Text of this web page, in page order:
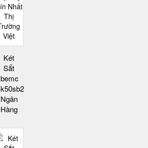
Két
Sắt
bemc
k50sb2
Ngân
Hàng